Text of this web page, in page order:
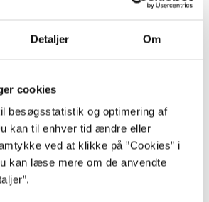
Detaljer Om
cookies
besøgsstatistik og optimering af
kan til enhver tid ændre eller
ved at klikke på ”Cookies” i
kan læse mere om de anvendte
dolor sit amet ...
ofte om